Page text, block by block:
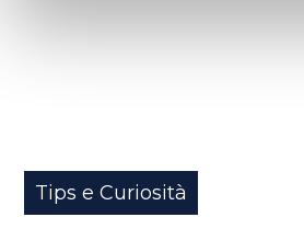
Tips e Curiosità